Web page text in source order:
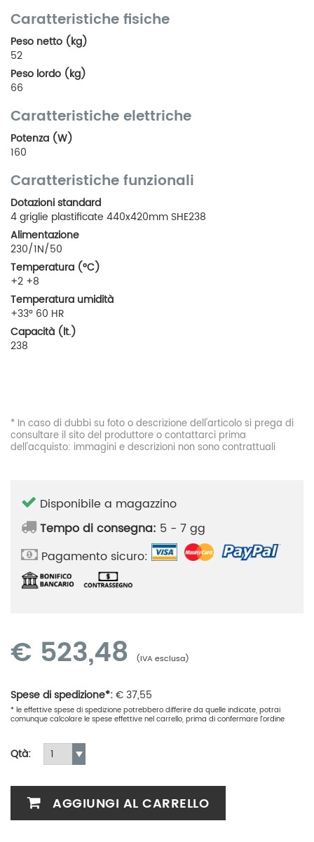
Caratteristiche fisiche
Peso netto (kg)
52
Peso lordo (kg)
66
Caratteristiche elettriche
Potenza (W)
160
Caratteristiche funzionali
Dotazioni standard
4 griglie plastificate 440x420mm SHE238
Alimentazione
230/1N/50
Temperatura (°C)
+2 +8
Temperatura umidità
+33° 60 HR
Capacità (lt.)
238
* In caso di dubbi su foto o descrizione dell'articolo si prega di
consultare il sito del produttore o contattarci prima
dell'acquisto: immagini e descrizioni non sono contrattuali
Disponibile a magazzino
Tempo di consegna: 5 - 7 gg
Pagamento sicuro:
€ 523,48 (IVA esclusa)
Spese di spedizione*:€37,55
* le effettive spese di spedizione potrebbero differire da quelle indicate, potrai
comunque calcolare le spese effettive nel carrello, prima di confermare l'ordine
Qtà:
AGGIUNGI AL CARRELLO